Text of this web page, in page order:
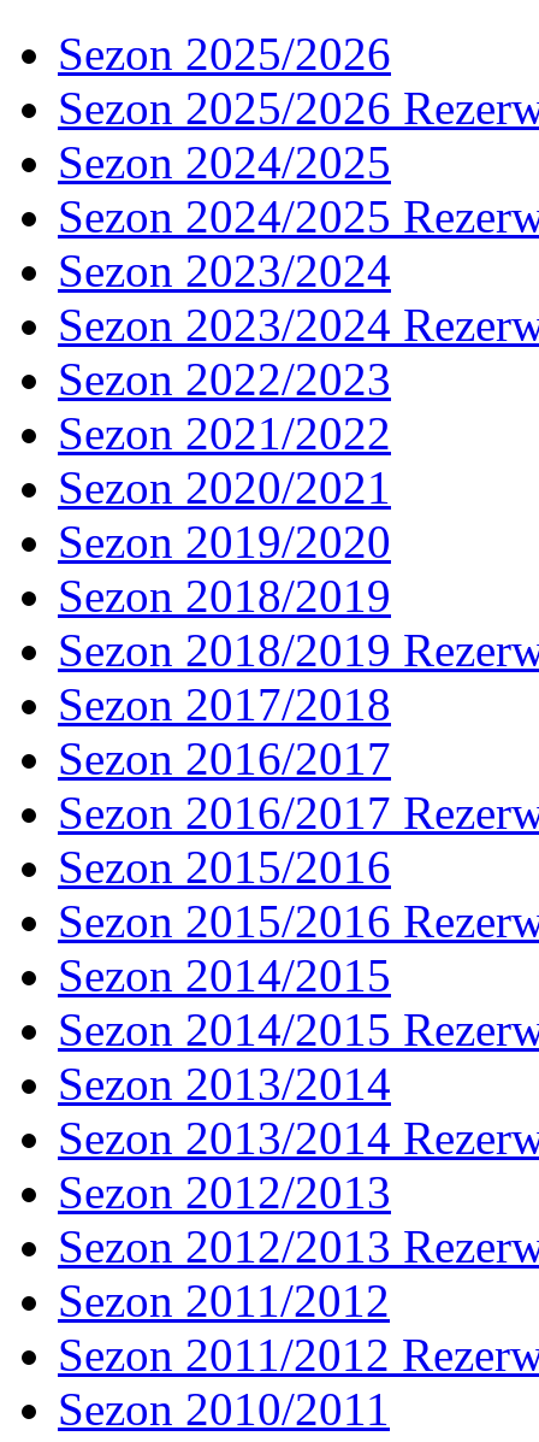
Sezon 2025/2026
Sezon 2025/2026
Sezon 2024/2025
Sezon 2024/2025
Sezon 2023/2024
Sezon 2023/2024
Sezon 2022/2023
Sezon 2021/2022
Sezon 2020/2021
Sezon 2019/2020
Sezon 2018/2019
Sezon 2018/2019
Sezon 2017/2018
Sezon 2016/2017
Sezon 2016/2017
Sezon 2015/2016
Sezon 2015/2016
Sezon 2014/2015
Sezon 2014/2015
Sezon 2013/2014
Sezon 2013/2014
Sezon 2012/2013
Sezon 2012/2013
Sezon 2011/2012
Sezon 2011/2012
Sezon 2010/2011